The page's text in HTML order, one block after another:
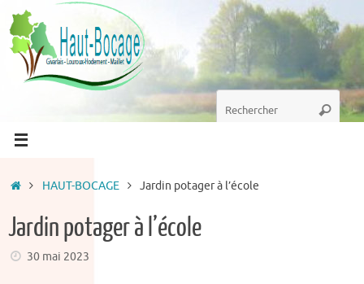
Passer
au
contenu
Recherche
pour
Accueil
HAUT-BOCAGE Jardin potager à l’école
Jardin potager à l’école
30 mai 2023